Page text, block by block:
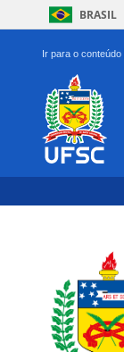
BRASIL
Ir para o conteúdo